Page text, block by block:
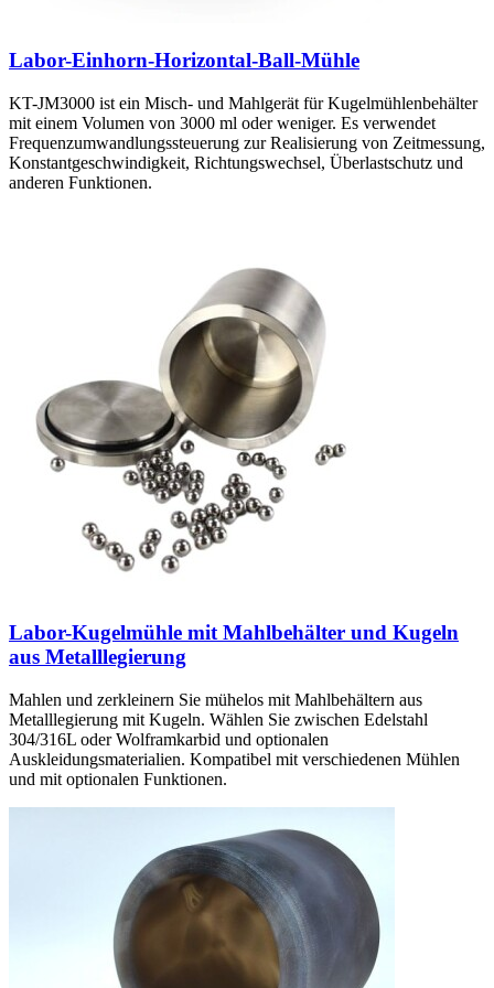
Labor-Einhorn-Horizontal-Ball-Mühle
KT-JM3000 ist ein Misch- und Mahlgerät für Kugelmühlenbehälter
mit einem Volumen von 3000 ml oder weniger. Es verwendet
Frequenzumwandlungssteuerung zur Realisierung von Zeitmessung,
Konstantgeschwindigkeit, Richtungswechsel, Überlastschutz und
anderen Funktionen.
Labor-Kugelmühle mit Mahlbehälter und Kugeln
aus Metalllegierung
Mahlen und zerkleinern Sie mühelos mit Mahlbehältern aus
Metalllegierung mit Kugeln. Wählen Sie zwischen Edelstahl
304/316L oder Wolframkarbid und optionalen
Auskleidungsmaterialien. Kompatibel mit verschiedenen Mühlen
und mit optionalen Funktionen.